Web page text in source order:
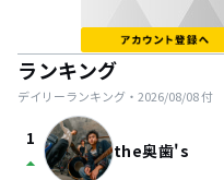
ランキング
デイリーランキング・ 2026/08/08付
1
arrow_drop_up the奥歯's